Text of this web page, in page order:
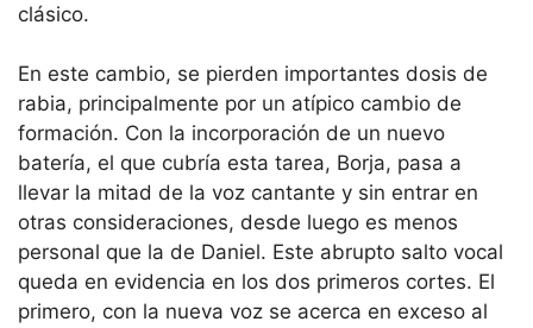
clásico.
En este cambio, se pierden importantes dosis de
rabia, principalmente por un atípico cambio de
formación. Con la incorporación de un nuevo
batería, el que cubría esta tarea, Borja, pasa a
llevar la mitad de la voz cantante y sin entrar en
otras consideraciones, desde luego es menos
personal que la de Daniel. Este abrupto salto vocal
queda en evidencia en los dos primeros cortes. El
primero, con la nueva voz se acerca en exceso al